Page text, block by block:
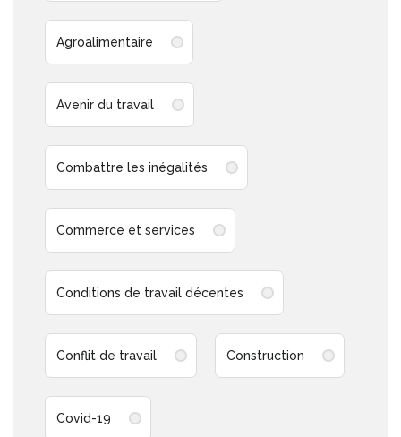
Agroalimentaire
Avenir du travail
Combattre les inégalités
Commerce et services
Conditions de travail décentes
Conflit de travail Construction
Covid-19